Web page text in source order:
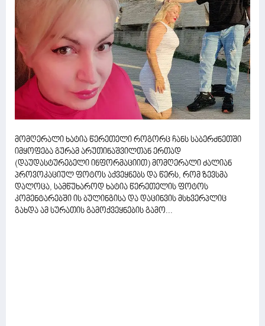
მომღერალი ხატია წერეთელი როგორც ჩანს საბერძნეთში
იმყოფება გურამ არუთინაშვილთან ერთად
(დაუდასტურებელი ინფორმაციით) მომღერალი ძალიან
პროვოკაციულ ფოტოს აქვეყნებს და წერს, რომ ზევსმა
დალოცა, სამწუხაროდ ხატია წერეთელის ფოტოს
კომენტარებში ის ბულინგისა და დაცინვის მსხვერპლიც
გახდა ამ სურათის გამოქვეყნების გამო...